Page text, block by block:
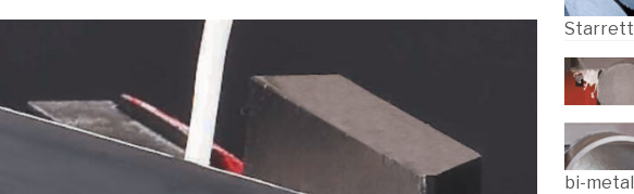
Starrett
bi-metal